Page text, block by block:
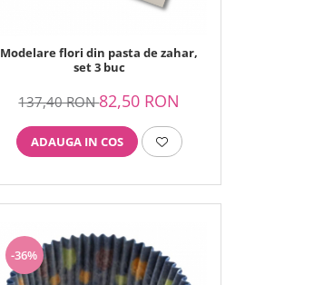
Modelare flori din pasta de zahar,
set 3 buc
137,40 RON82,50 RON
ADAUGA IN COS
-36%